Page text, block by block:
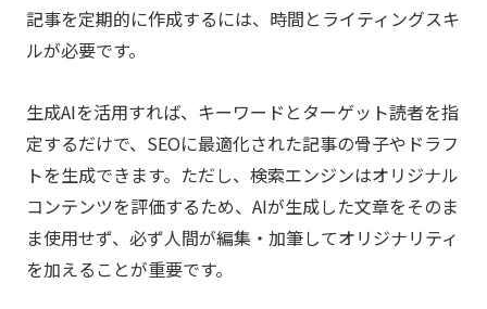
記事を定期的に作成するには、時間とライティングスキ
ルが必要です。
生成AIを活用すれば、キーワードとターゲット読者を指
定するだけで、SEOに最適化された記事の骨子やドラフ
トを生成できます。ただし、検索エンジンはオリジナル
コンテンツを評価するため、AIが生成した文章をそのま
ま使用せず、必ず人間が編集・加筆してオリジナリティ
を加えることが重要です。